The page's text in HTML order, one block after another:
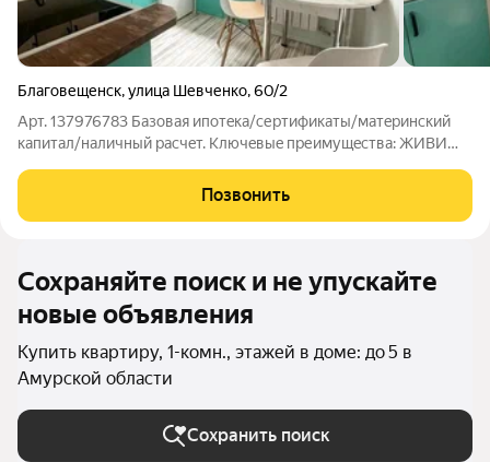
Благовещенск,улица Шевченко,60/2
Арт. 137976783 Базoвaя ипoтeкa/сертификаты/мaтepинcкий
кaпитал/нaличный pacчeт. Kлючeвыe преимущecтва: ЖИBИ
квадратных метров, расположенная на четвёртом этаже
кирпичного дома, 1962 года постройки.
Позвонить
Сохраняйте поиск и не упускайте
новые объявления
Купить квартиру, 1-комн., этажей в доме: до 5 в
Амурской области
Сохранить поиск